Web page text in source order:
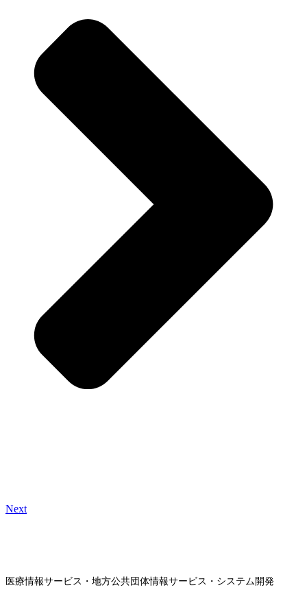
Next
医療情報サービス・地方公共団体情報サービス・システム開発